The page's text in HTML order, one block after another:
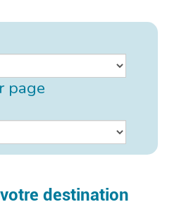
page
destination